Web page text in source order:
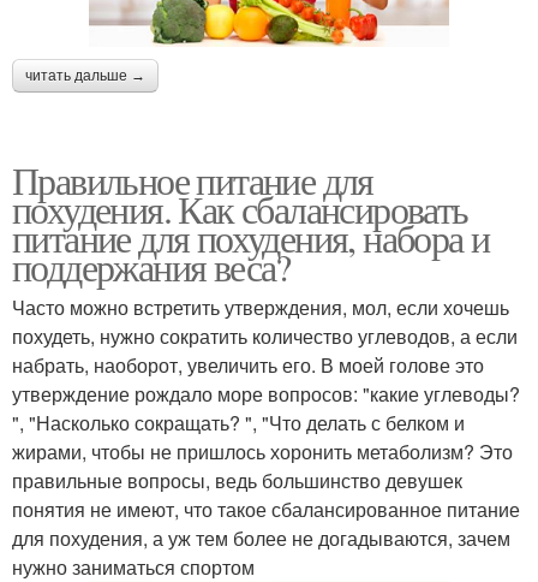
читать дальше →
Правильное питание для
похудения. Как сбалансировать
питание для похудения, набора и
поддержания веса?
Часто можно встретить утверждения, мол, если хочешь
похудеть, нужно сократить количество углеводов, а если
набрать, наоборот, увеличить его. В моей голове это
утверждение рождало море вопросов: "какие углеводы?
", "Насколько сокращать? ", "Что делать с белком и
жирами, чтобы не пришлось хоронить метаболизм? Это
правильные вопросы, ведь большинство девушек
понятия не имеют, что такое сбалансированное питание
для похудения, а уж тем более не догадываются, зачем
нужно заниматься спортом